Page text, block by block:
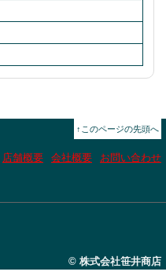
↑このページの先頭へ
店舗概要 会社概要
お問い合わせ
© 株式会社笹井商店